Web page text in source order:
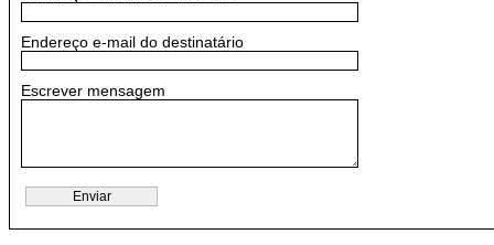
Endereço e-mail do destinatário
Escrever mensagem